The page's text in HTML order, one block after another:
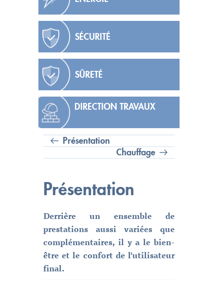
SÉCURITÉ
SÛRETÉ
DIRECTION TRAVAUX
Présentation
Chauffage
Présentation
Derrière un ensemble de
prestations aussi variées que
complémentaires, il y a le bien-
être et le confort de l'utilisateur
final.